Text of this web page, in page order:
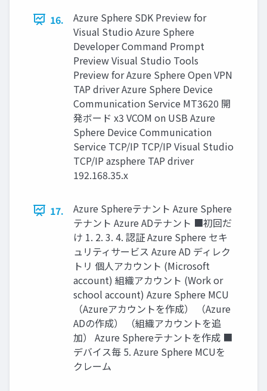
16.
Azure Sphere SDK Preview for
Visual Studio Azure Sphere
Developer Command Prompt
Preview Visual Studio Tools
Preview for Azure Sphere Open VPN
TAP driver Azure Sphere Device
Communication Service MT3620 開
発ボード x3 VCOM on USB Azure
Sphere Device Communication
Service TCP/IP TCP/IP Visual Studio
TCP/IP azsphere TAP driver
192.168.35.x
17.
Azure Sphereテナント Azure Sphere
テナント Azure ADテナント ■初回だ
け 1. 2. 3. 4. 認証 Azure Sphere セキ
ュリティサービス Azure AD ディレク
トリ 個人アカウント (Microsoft
account) 組織アカウント (Work or
school account) Azure Sphere MCU
（Azureアカウントを作成） （Azure
ADの作成） （組織アカウントを追
加） Azure Sphereテナントを作成 ■
デバイス毎 5. Azure Sphere MCUを
クレーム